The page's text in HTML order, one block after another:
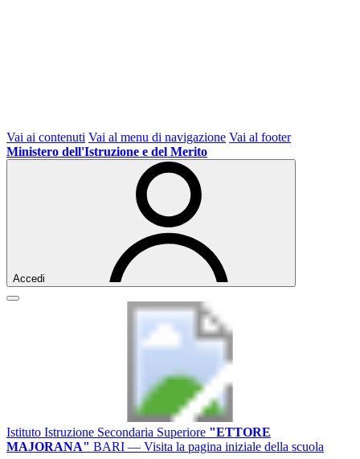
Vai ai contenuti Vai al menu di navigazione Vai al footer
Ministero dell'Istruzione e del Merito
Accedi
Istituto Istruzione Secondaria Superiore "ETTORE
MAJORANA" BARI — Visita la pagina iniziale della scuola